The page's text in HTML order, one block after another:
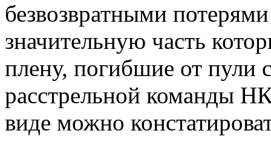
безвозвратными
значительную часть
плену, погибшие от пули
расстрельной команды
виде можно